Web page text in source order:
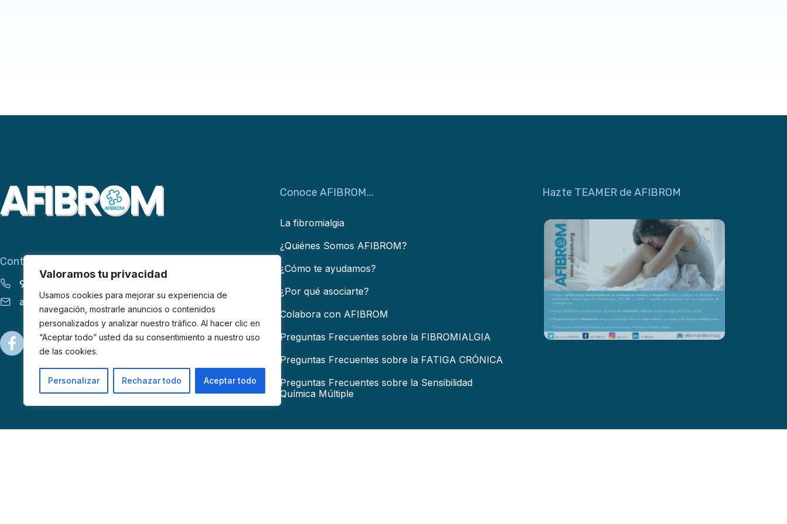
Valoramos tu privacidad
Usamos cookies para mejorar su experiencia de
navegación, mostrarle anuncios o contenidos
personalizados y analizar nuestro tráfico. Al hacer clic en
“Aceptar todo” usted da su consentimiento a nuestro uso
de las cookies.
Personalizar Rechazar todo Aceptar todo
Contacta con AFIBROM
913 555 627
apoyo@afibrom.org
Conoce AFIBROM...
La fibromialgia
¿Quiénes Somos AFIBROM?
¿Cómo te ayudamos?
¿Por qué asociarte?
Colabora con AFIBROM
Preguntas Frecuentes sobre la FIBROMIALGIA
Preguntas Frecuentes sobre la FATIGA CRÓNICA
Preguntas Frecuentes sobre la Sensibilidad
Química Múltiple
Hazte TEAMER de AFIBROM